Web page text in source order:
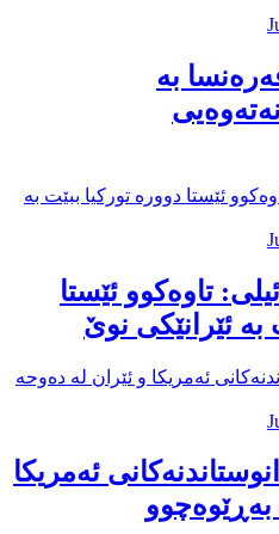
بە
تاوەكوو ئێستا
بە ئێرانێكی نوێ
ئەمریکا
بەڕێوەچوو